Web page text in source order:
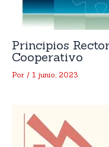
Principios
Cooperativo
Por / 1 junio, 2023